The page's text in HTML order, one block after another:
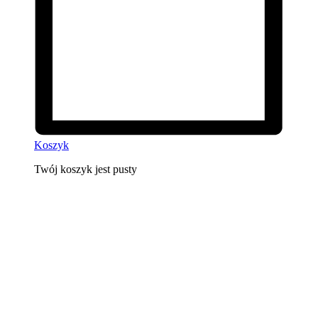
Koszyk
Twój koszyk jest pusty